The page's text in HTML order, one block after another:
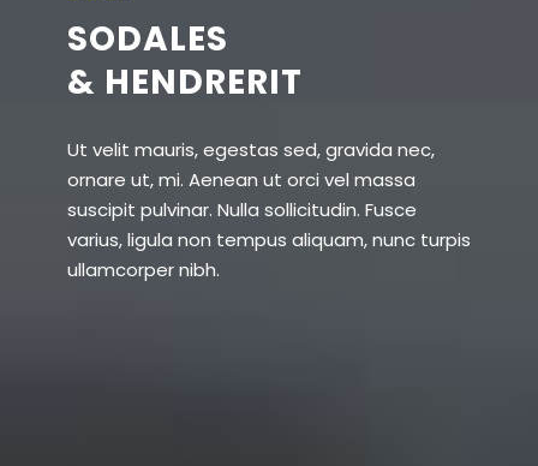
SODALES
& HENDRERIT
Ut velit mauris, egestas sed, gravida nec,
ornare ut, mi. Aenean ut orci vel massa
suscipit pulvinar. Nulla sollicitudin. Fusce
varius, ligula non tempus aliquam, nunc turpis
ullamcorper nibh.